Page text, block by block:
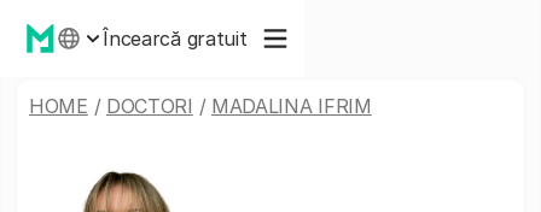
Încearcă gratuit
HOME / DOCTORI / MADALINA IFRIM